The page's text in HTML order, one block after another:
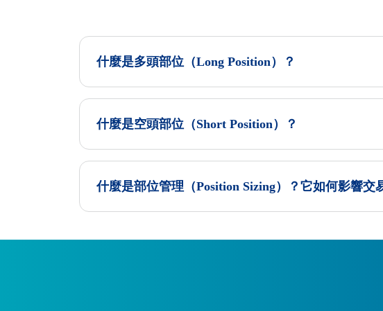
什麼是多頭部位（Long Position）？
什麼是空頭部位（Short Position）？
什麼是部位管理（Position Sizing）？它如何影響交